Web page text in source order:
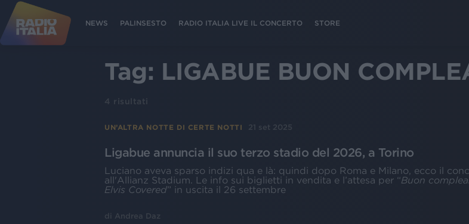
NEWS PALINSESTO RADIO ITALIA LIVE IL CONCERTO STORE
Tag: LIGABUE BUON
4 risultati
UN’ALTRA NOTTE DI CERTE NOTTI 21 set 2025
Ligabue annuncia il suo terzo stadio del 2026, a Torino
Luciano aveva sparso indizi qua e là: quindi dopo Roma e Milano, ecco il
all'Allianz Stadium. Le info sui biglietti in vendita e l’attesa per “Buon
Elvis Covered” in uscita il 26 settembre
di Andrea Daz